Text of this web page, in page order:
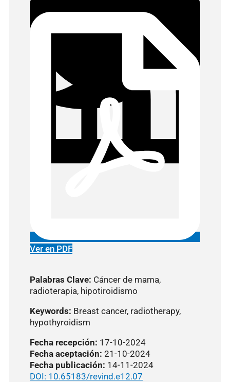
Ver en PDF
Palabras Clave: Cáncer de mama,
radioterapia, hipotiroidismo
Keywords: Breast cancer, radiotherapy,
hypothyroidism
Fecha recepción: 17-10-2024
Fecha aceptación: 21-10-2024
Fecha publicación: 14-11-2024
DOI: 10.65183/revind.e12.07